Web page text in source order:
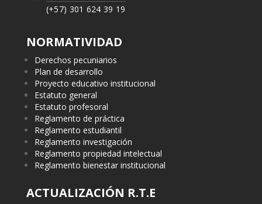
(+57) 301 624 39 19
NORMATIVIDAD
Derechos pecuniarios
Plan de desarrollo
Proyecto educativo institucional
Estatuto general
Estatuto profesoral
Reglamento de práctica
Reglamento estudiantil
Reglamento investigación
Reglamento propiedad intelectual
Reglamento bienestar institucional
ACTUALIZACIÓN R.T.E